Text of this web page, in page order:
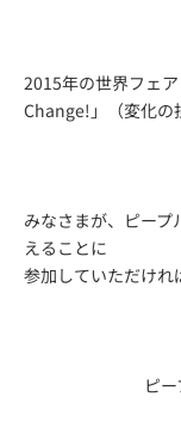
2015年の世界フェ
Change!」（変化の
みなさまが、ピー
えることに
参加していただけれ
ピ